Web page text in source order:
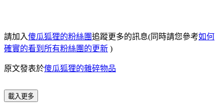
請加入傻瓜狐狸的粉絲團追蹤更多的訊息(同時請您參考如何
確實的看到所有粉絲團的更新 )
原文發表於傻瓜狐狸的雜碎物品
載入更多